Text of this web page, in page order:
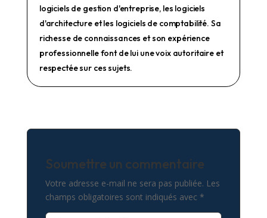
logiciels de gestion d'entreprise, les logiciels
d'architecture et les logiciels de comptabilité. Sa
richesse de connaissances et son expérience
professionnelle font de lui une voix autoritaire et
respectée sur ces sujets.
Soumettre un commentaire
Votre adresse e-mail ne sera pas publiée. Les
champs obligatoires sont indiqués avec *